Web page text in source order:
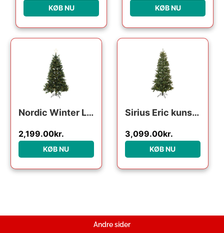
KØB NU KØB NU
Nordic Winter Lifa kunstigt juletræ med lys, 260 x 170 cm
2,199.00kr.
KØB NU
Sirius Eric kunstigt juletræ med lys, 240 cm
3,099.00kr.
KØB NU
Andre sider